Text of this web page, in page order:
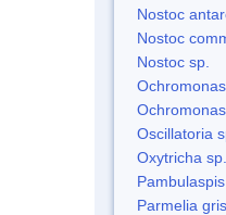
Nostoc
Nostoc
Nostoc sp.
Ochromonas
Oscillatoria
Oxytricha sp.
Parmelia